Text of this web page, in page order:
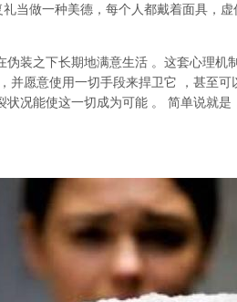
当做一种美德，每个人都戴着面具，
伪装之下长期地满意生活 。这套心理机
，并愿意使用一切手段来捍卫它 ，甚至
状况能使这一切成为可能 。 简单说就是